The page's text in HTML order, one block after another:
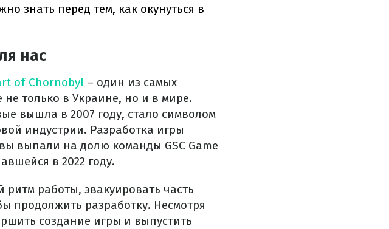
знать перед тем, как окунуться в
нас
of Chornobyl – один из самых
только в Украине, но и в мире.
вышла в 2007 году, стало символом
индустрии. Разработка игры
выпали на долю команды GSC Game
в 2022 году.
работы, эвакуировать часть
продолжить разработку. Несмотря
создание игры и выпустить